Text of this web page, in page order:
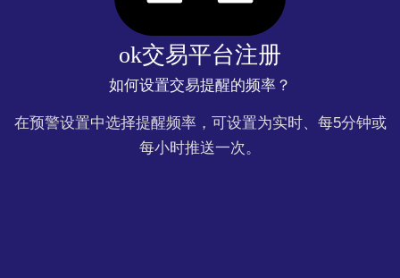
ok交易平台注册
如何设置交易提醒的频率？
在预警设置中选择提醒频率，可设置为实时、每5分钟或
每小时推送一次。